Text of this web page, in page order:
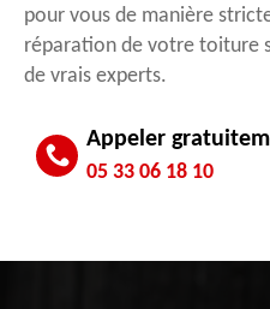
pour vous de manière
réparation de votre toiture
de vrais experts.
Appeler
05 33 06 18 10